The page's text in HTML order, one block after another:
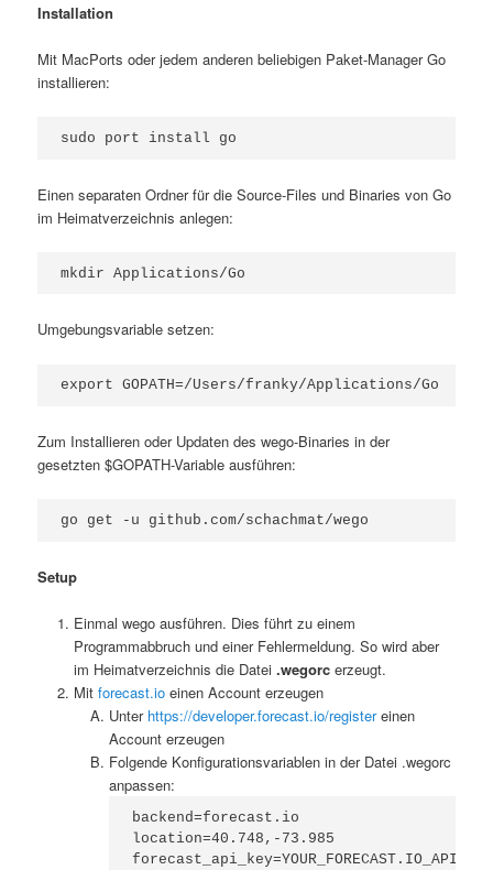
Installation
Mit MacPorts oder jedem anderen beliebigen Paket-Manager Go
installieren:
sudo port install go
Einen separaten Ordner für die Source-Files und Binaries von Go
im Heimatverzeichnis anlegen:
mkdir Applications/Go
Umgebungsvariable setzen:
export GOPATH=/Users/franky/Applications/Go
Zum Installieren oder Updaten des wego-Binaries in der
gesetzten $GOPATH-Variable ausführen:
go get -u github.com/schachmat/wego
Setup
Einmal wego ausführen. Dies führt zu einem
Programmabbruch und einer Fehlermeldung. So wird aber
im Heimatverzeichnis die Datei .wegorcerzeugt.
Mit forecast.ioeinen Account erzeugen
Unter https://developer.forecast.io/registereinen
Account erzeugen
Folgende Konfigurationsvariablen in der Datei .wegorc
anpassen:
backend=forecast.io
location=40.748,-73.985